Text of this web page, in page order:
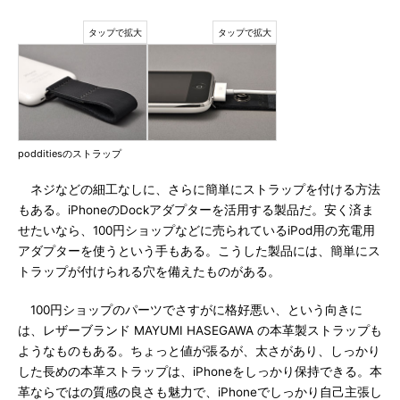
podditiesのストラップ
ネジなどの細工なしに、さらに簡単にストラップを付ける方法
もある。iPhoneのDockアダプターを活用する製品だ。安く済ま
せたいなら、100円ショップなどに売られているiPod用の充電用
アダプターを使うという手もある。こうした製品には、簡単にス
トラップが付けられる穴を備えたものがある。
100円ショップのパーツでさすがに格好悪い、という向きに
は、レザーブランド MAYUMI HASEGAWA の本革製ストラップも
ようなものもある。ちょっと値が張るが、太さがあり、しっかり
した長めの本革ストラップは、iPhoneをしっかり保持できる。本
革ならではの質感の良さも魅力で、iPhoneでしっかり自己主張し